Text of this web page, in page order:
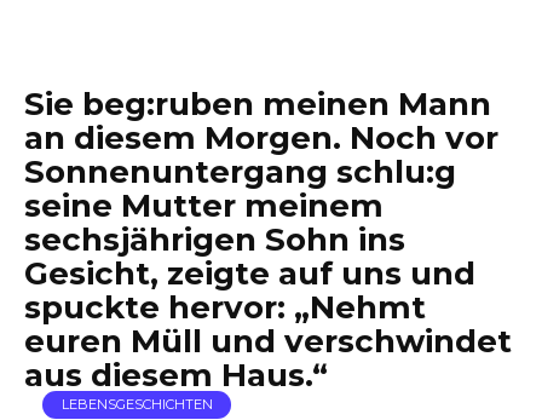
Sie beg:ruben meinen Mann
an diesem Morgen. Noch vor
Sonnenuntergang schlu:g
seine Mutter meinem
sechsjährigen Sohn ins
Gesicht, zeigte auf uns und
spuckte hervor: „Nehmt
euren Müll und verschwindet
aus diesem Haus.“
LEBENSGESCHICHTEN